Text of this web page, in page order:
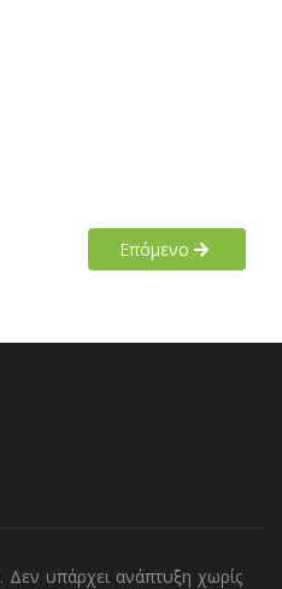
Επόμενο
. Δεν υπάρχει ανάπτυξη χωρίς